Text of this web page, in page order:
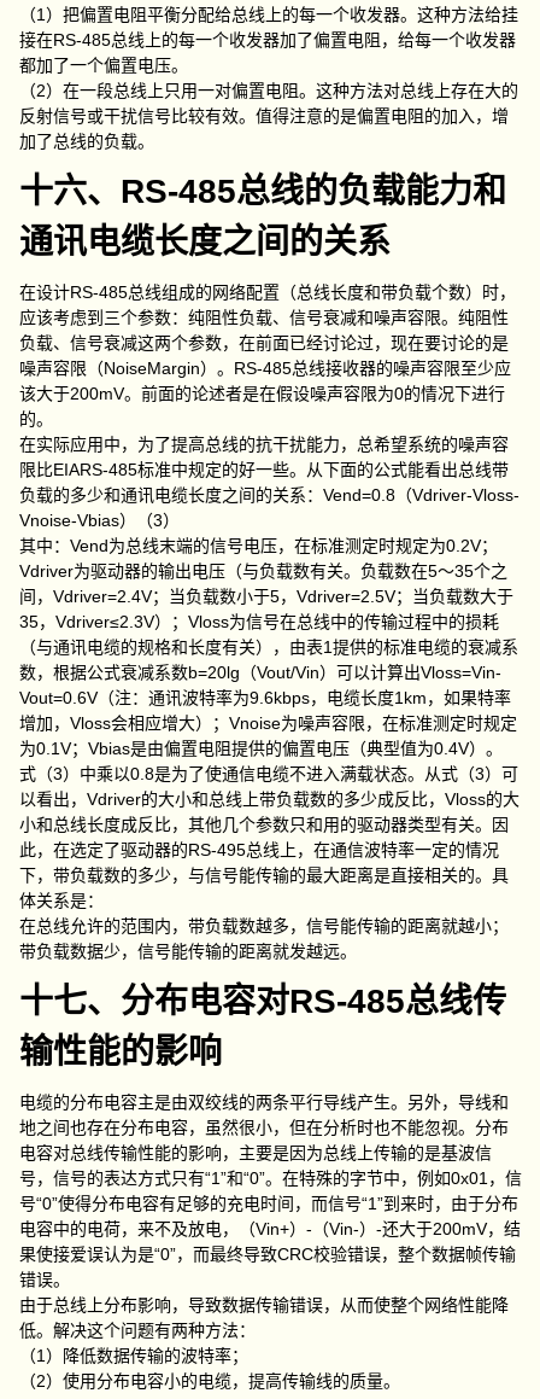
（1）把偏置电阻平衡分配给总线上的每一个收发器。这种方法给挂
接在RS-485总线上的每一个收发器加了偏置电阻，给每一个收发器
都加了一个偏置电压。
（2）在一段总线上只用一对偏置电阻。这种方法对总线上存在大的
反射信号或干扰信号比较有效。值得注意的是偏置电阻的加入，增
加了总线的负载。
十六、RS-485总线的负载能力和
通讯电缆长度之间的关系
在设计RS-485总线组成的网络配置（总线长度和带负载个数）时，
应该考虑到三个参数：纯阻性负载、信号衰减和噪声容限。纯阻性
负载、信号衰减这两个参数，在前面已经讨论过，现在要讨论的是
噪声容限（NoiseMargin）。RS-485总线接收器的噪声容限至少应
该大于200mV。前面的论述者是在假设噪声容限为0的情况下进行
的。
在实际应用中，为了提高总线的抗干扰能力，总希望系统的噪声容
限比EIARS-485标准中规定的好一些。从下面的公式能看出总线带
负载的多少和通讯电缆长度之间的关系：Vend=0.8（Vdriver-Vloss-
Vnoise-Vbias）（3）
其中：Vend为总线末端的信号电压，在标准测定时规定为0.2V；
Vdriver为驱动器的输出电压（与负载数有关。负载数在5～35个之
间，Vdriver=2.4V；当负载数小于5，Vdriver=2.5V；当负载数大于
35，Vdriver≤2.3V）；Vloss为信号在总线中的传输过程中的损耗
（与通讯电缆的规格和长度有关），由表1提供的标准电缆的衰减系
数，根据公式衰减系数b=20lg（Vout/Vin）可以计算出Vloss=Vin-
Vout=0.6V（注：通讯波特率为9.6kbps，电缆长度1km，如果特率
增加，Vloss会相应增大）；Vnoise为噪声容限，在标准测定时规定
为0.1V；Vbias是由偏置电阻提供的偏置电压（典型值为0.4V）。
式（3）中乘以0.8是为了使通信电缆不进入满载状态。从式（3）可
以看出，Vdriver的大小和总线上带负载数的多少成反比，Vloss的大
小和总线长度成反比，其他几个参数只和用的驱动器类型有关。因
此，在选定了驱动器的RS-495总线上，在通信波特率一定的情况
下，带负载数的多少，与信号能传输的最大距离是直接相关的。具
体关系是：
在总线允许的范围内，带负载数越多，信号能传输的距离就越小；
带负载数据少，信号能传输的距离就发越远。
十七、分布电容对RS-485总线传
输性能的影响
电缆的分布电容主是由双绞线的两条平行导线产生。另外，导线和
地之间也存在分布电容，虽然很小，但在分析时也不能忽视。分布
电容对总线传输性能的影响，主要是因为总线上传输的是基波信
号，信号的表达方式只有“1”和“0”。在特殊的字节中，例如0x01，信
号“0”使得分布电容有足够的充电时间，而信号“1”到来时，由于分布
电容中的电荷，来不及放电，（Vin+）-（Vin-）-还大于200mV，结
果使接爱误认为是“0”，而最终导致CRC校验错误，整个数据帧传输
错误。
由于总线上分布影响，导致数据传输错误，从而使整个网络性能降
低。解决这个问题有两种方法：
（1）降低数据传输的波特率；
（2）使用分布电容小的电缆，提高传输线的质量。